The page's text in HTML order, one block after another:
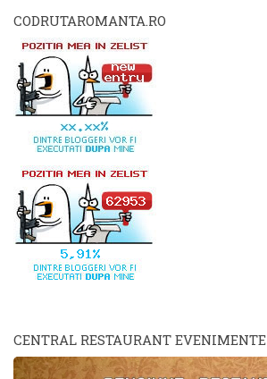
CODRUTAROMANTA.RO
CENTRAL RESTAURANT EVENIMENTE